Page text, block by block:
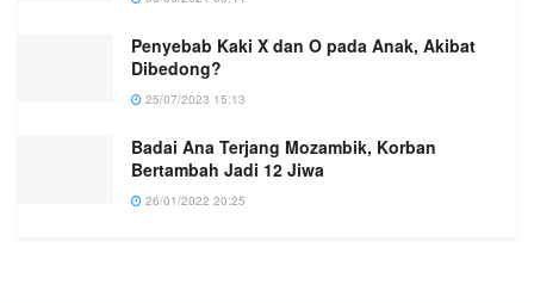
Penyebab Kaki X dan O pada Anak, Akibat
Dibedong?
25/07/2023 15:13
Badai Ana Terjang Mozambik, Korban
Bertambah Jadi 12 Jiwa
26/01/2022 20:25